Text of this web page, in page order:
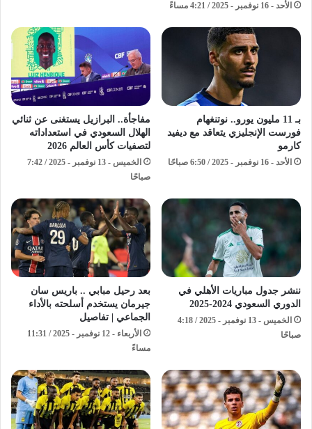
الأحد - 16 نوفمبر - 2025 / 4:21 مساءً
بـ 11 مليون يورو.. نوتنغهام
فورست الإنجليزي يتعاقد مع ديفيد
كارمو
الأحد - 16 نوفمبر - 2025 / 6:50 صباحًا
مفاجأة.. البرازيل يستغنى عن ثنائي
الهلال السعودي في استعداداته
لتصفيات كأس العالم 2026
الخميس - 13 نوفمبر - 2025 / 7:42
صباحًا
ننشر جدول مباريات الأهلي في
الدوري السعودي 2024-2025
الخميس - 13 نوفمبر - 2025 / 4:18
صباحًا
بعد رحيل مبابي .. باريس سان
جيرمان يستخدم أسلحته بالأداء
الجماعي | تفاصيل
الأربعاء - 12 نوفمبر - 2025 / 11:31
مساءً